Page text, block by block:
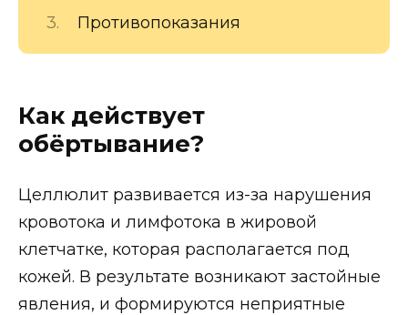
Противопоказания
Как действует
обёртывание?
Целлюлит развивается из-за нарушения
кровотока и лимфотока в жировой
клетчатке, которая располагается под
кожей. В результате возникают застойные
явления, и формируются неприятные